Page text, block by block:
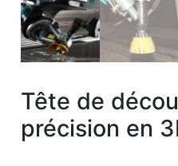
Tête de
précision en